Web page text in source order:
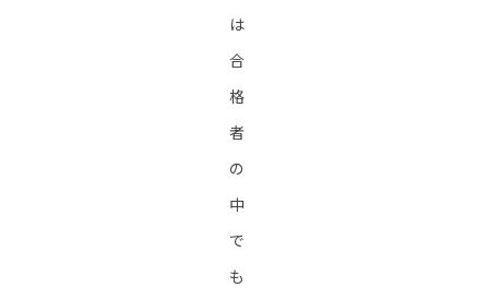
は
合
格
者
の
中
で
も